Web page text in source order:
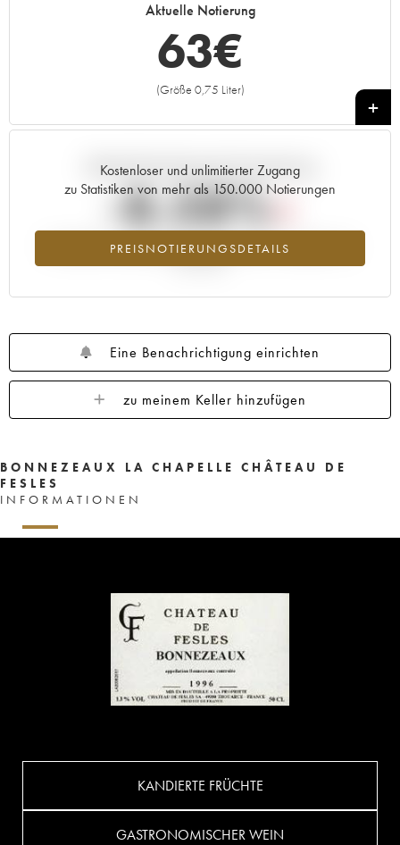
Aktuelle Notierung
63€
(Größe 0,75 Liter)
+
Kostenloser und unlimitierter Zugang
zu Statistiken von mehr als 150.000 Notierungen
PREISNOTIERUNGSDETAILS
Aktuelle Entwicklung der Preisnotierung
-8.58%
Preisabfall des Jahrgangs 2000 im Jahr 2026 im Vergleich zum
Eine Benachrichtigung einrichten
zu meinem Keller hinzufügen
BONNEZEAUX LA CHAPELLE CHÂTEAU DE
FESLES
INFORMATIONEN
KANDIERTE FRÜCHTE
GASTRONOMISCHER WEIN